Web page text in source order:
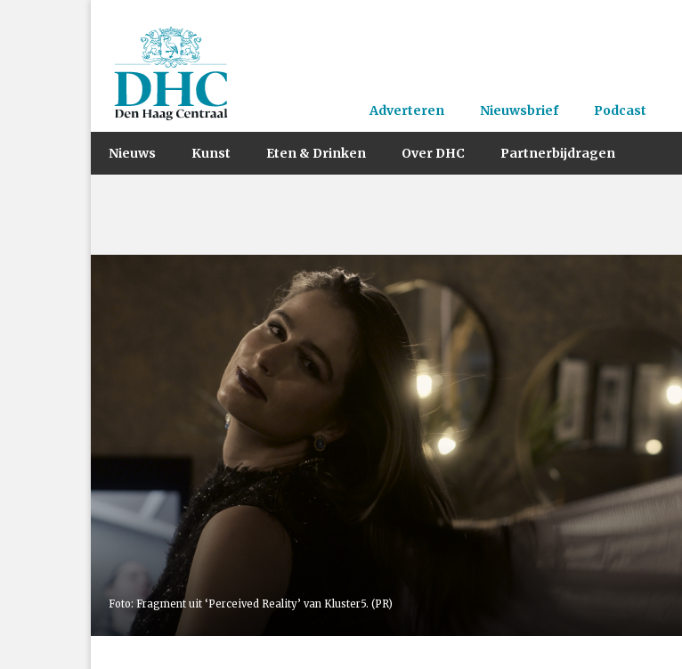
Adverteren Nieuwsbrief Podcast
Nieuws Kunst Eten & Drinken Over DHC Partnerbijdragen
Foto: Fragment uit ‘Perceived Reality’ van Kluster5. (PR)